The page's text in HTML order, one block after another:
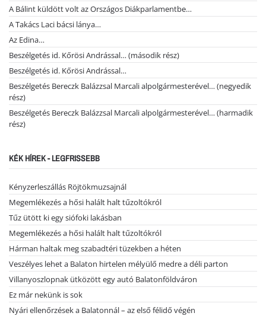
A Bálint küldött volt az Országos Diákparlamentbe…
A Takács Laci bácsi lánya…
Az Edina…
Beszélgetés id. Kőrösi Andrással… (második rész)
Beszélgetés id. Kőrösi Andrással…
Beszélgetés Bereczk Balázzsal Marcali alpolgármesterével… (negyedik
rész)
Beszélgetés Bereczk Balázzsal Marcali alpolgármesterével… (harmadik
rész)
KÉK HÍREK - LEGFRISSEBB
Kényzerleszállás Röjtökmuzsajnál
Megemlékezés a hősi halált halt tűzoltókról
Tűz ütött ki egy siófoki lakásban
Megemlékezés a hősi halált halt tűzoltókról
Hárman haltak meg szabadtéri tüzekben a héten
Veszélyes lehet a Balaton hirtelen mélyülő medre a déli parton
Villanyoszlopnak ütközött egy autó Balatonföldváron
Ez már nekünk is sok
Nyári ellenőrzések a Balatonnál – az első félidő végén